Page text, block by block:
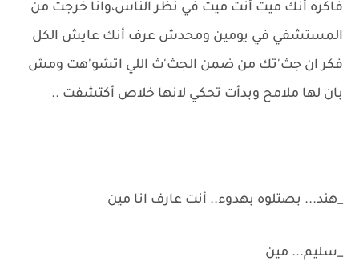
فاكره أنك ميت أنت ميت في نظر الناس،وانا خرجت من
المستشفي في يومين ومحدش عرف أنك عايش الكل
فكر ان جث'تك من ضمن الجث'ث اللي اتشو'هت ومش
بان لها ملامح وبدأت تحكي لانها خلاص أكتشفت ..
_هند... بصتلوه بهدوء.. أنت عارف انا مين
_سليم... مين